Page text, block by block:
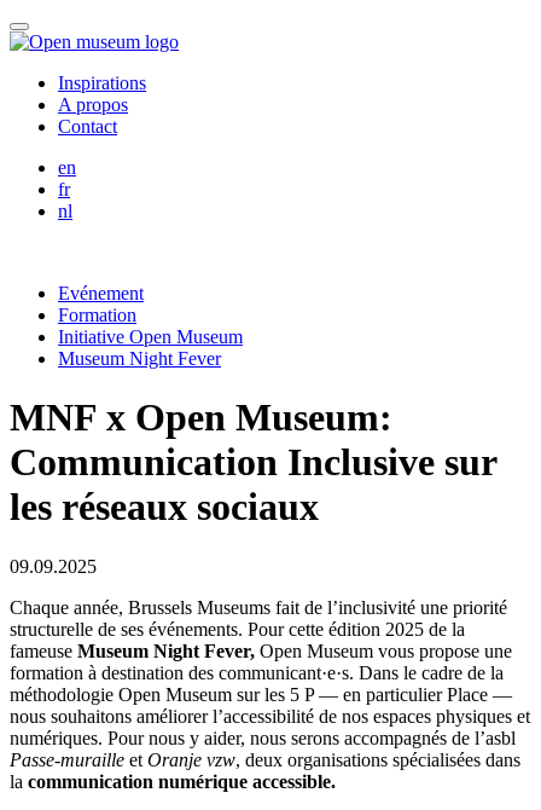
Skip
toMenu
Inspirations
A propos
Contact
en
frFrançais
nl
Evénement
Formation
Initiative Open Museum
Museum Night Fever
MNF x Open Museum:
Communication Inclusive sur
les réseaux sociaux
09.09.2025
Chaque année, Brussels Museums fait de l’inclusivité une priorité
structurelle de ses événements. Pour cette édition 2025 de la
fameuse Museum Night Fever, Open Museum vous propose une
formation à destination des communicant·e·s. Dans le cadre de la
méthodologie Open Museum sur les 5 P — en particulier Place —
nous souhaitons améliorer l’accessibilité de nos espaces physiques et
numériques. Pour nous y aider, nous serons accompagnés de l’asbl
Passe-muraille et Oranje vzw, deux organisations spécialisées dans
la communication numérique accessible.